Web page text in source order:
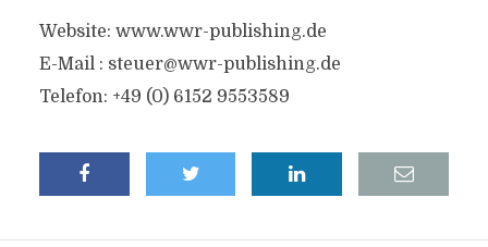
Website: www.wwr-publishing.de
E-Mail : steuer@wwr-publishing.de
Telefon: +49 (0) 6152 9553589